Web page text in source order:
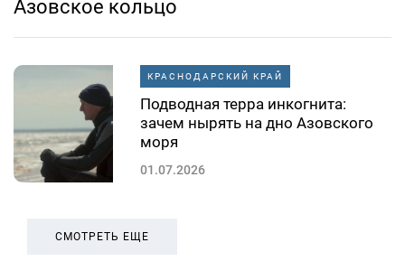
Азовское кольцо
КРАСНОДАРСКИЙ КРАЙ
Подводная терра инкогнита:
зачем нырять на дно Азовского
моря
01.07.2026
СМОТРЕТЬ ЕЩЕ